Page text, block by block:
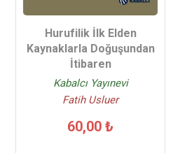
Hurufilik İlk Elden
Kaynaklarla Doğuşundan
İtibaren
Kabalcı Yayınevi
Fatih Usluer
60,00 ₺